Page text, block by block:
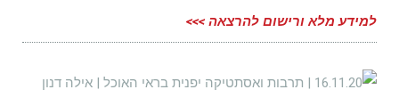
למידע מלא ורישום להרצאה >>>